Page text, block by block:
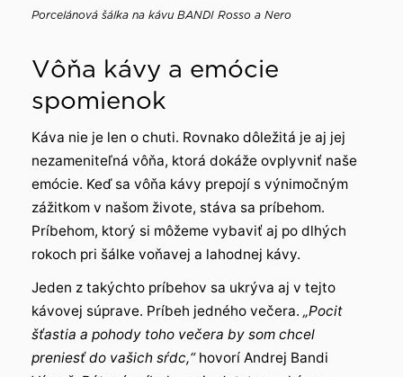
Porcelánová šálka na kávu BANDI Rosso a Nero
Vôňa kávy a emócie
spomienok
Káva nie je len o chuti. Rovnako dôležitá je aj jej
nezameniteľná vôňa, ktorá dokáže ovplyvniť naše
emócie. Keď sa vôňa kávy prepojí s výnimočným
zážitkom v našom živote, stáva sa príbehom.
Príbehom, ktorý si môžeme vybaviť aj po dlhých
rokoch pri šálke voňavej a lahodnej kávy.
Jeden z takýchto príbehov sa ukrýva aj v tejto
kávovej súprave. Príbeh jedného večera. „Pocit
šťastia a pohody toho večera by som chcel
preniesť do vašich sŕdc,“hovorí Andrej Bandi